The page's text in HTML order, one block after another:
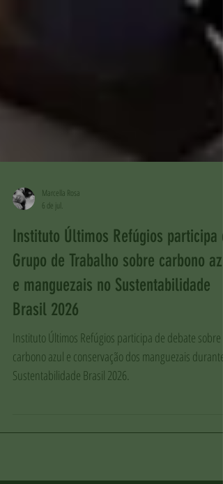
Marcella Rosa
6 de jul.
Instituto Últimos Refúgios participa
Grupo de Trabalho sobre carbono azul
e manguezais no Sustentabilidade
Brasil 2026
Instituto Últimos Refúgios participa de debate sobre